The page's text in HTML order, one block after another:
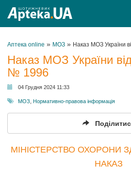
Аптека online » МОЗ » Наказ МОЗ України
Наказ МОЗ України
№ 1996
04 Грудня 2024 11:33
МОЗ Нормативно-правова інформація
МІНІСТЕРСТВО ОХОРОНИ
НАКАЗ